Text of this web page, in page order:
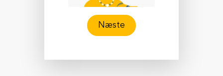
Næste